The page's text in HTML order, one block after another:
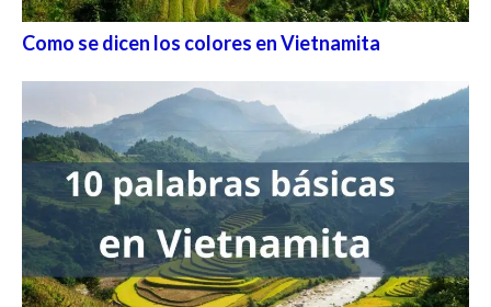
Como se dicen los colores en Vietnamita